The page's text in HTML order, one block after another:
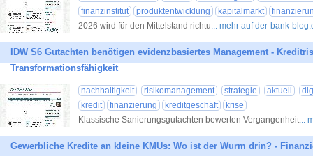
finanzinstitut
produktentwicklung kapitalmarkt
2026 wird für den Mittelstand richtu... mehr auf der-bank-
IDW S6 Gutachten benötigen evidenzbasiertes Management -
Transformationsfähigkeit
nachhaltigkeit risikomanagement strategie aktuell
kredit
finanzierung kreditgeschäft
krise
Klassische Sanierungsgutachten bewerten Vergangenheit...
Gewerbliche Kredite an kleine KMUs: Wo ist der Wurm drin? -